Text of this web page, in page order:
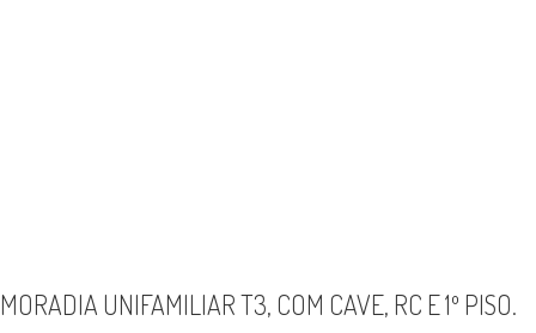
MORADIA UNIFAMILIAR T3, COM CAVE, RC E 1º PISO.